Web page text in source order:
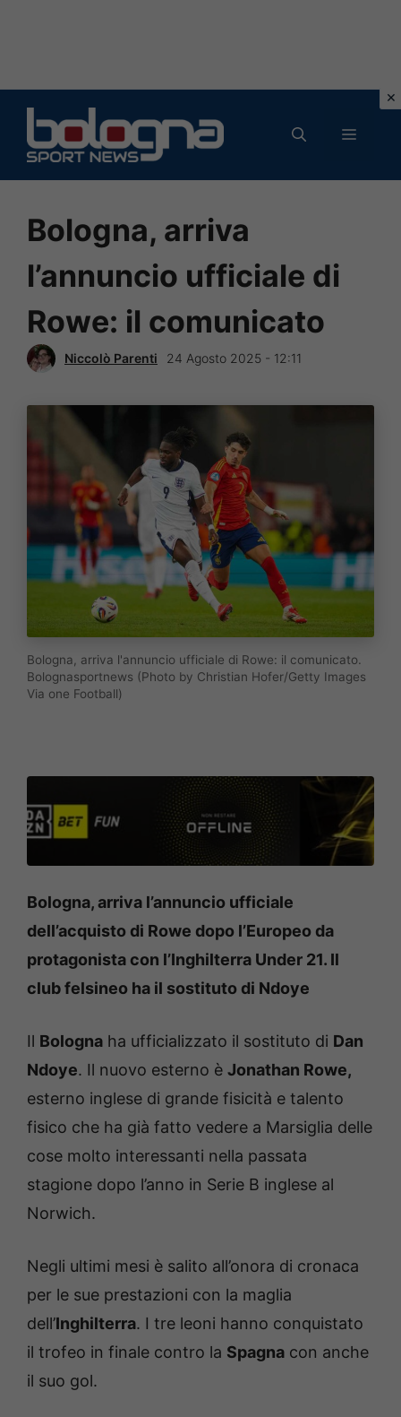
contenuto
MENU
Bologna, arriva
l’annuncio ufficiale di
Rowe: il comunicato
Niccolò Parenti 24 Agosto 2025 - 12:11
Bologna, arriva l'annuncio ufficiale di Rowe: il comunicato.
Bolognasportnews (Photo by Christian Hofer/Getty Images
Via one Football)
Bologna, arriva l’annuncio ufficiale
dell’acquisto di Rowe dopo l’Europeo da
protagonista con l’Inghilterra Under 21. Il
club felsineo ha il sostituto di Ndoye
Il Bologna ha ufficializzato il sostituto di Dan
Ndoye. Il nuovo esterno è Jonathan Rowe,
esterno inglese di grande fisicità e talento
fisico che ha già fatto vedere a Marsiglia delle
cose molto interessanti nella passata
stagione dopo l’anno in Serie B inglese al
Norwich.
Negli ultimi mesi è salito all’onora di cronaca
per le sue prestazioni con la maglia
dell’Inghilterra. I tre leoni hanno conquistato
il trofeo in finale contro la Spagna con anche
il suo gol.